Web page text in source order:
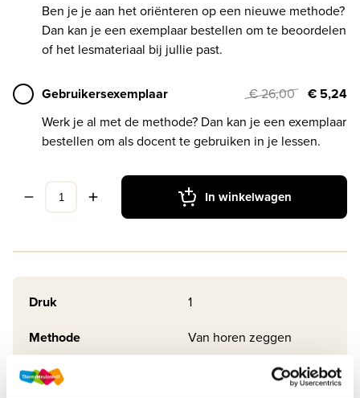
Ben je je aan het oriënteren op een nieuwe methode?
Dan kan je een exemplaar bestellen om te beoordelen
of het lesmateriaal bij jullie past.
Gebruikersexemplaar € 26,00
€ 5,24
Werk je al met de methode? Dan kan je een exemplaar
bestellen om als docent te gebruiken in je lessen.
In winkelwagen
Druk
1
Methode
Van horen zeggen
Soort uitgave